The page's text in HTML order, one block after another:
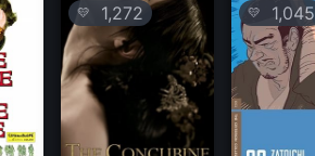
💛 1,272 💛 1,045